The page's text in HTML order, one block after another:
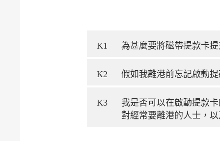
K1 為甚麼要將磁帶提款卡
K2 假如我離港前忘記啟動
K3
我是否可以在啟動提款
對經常要離港的人士，